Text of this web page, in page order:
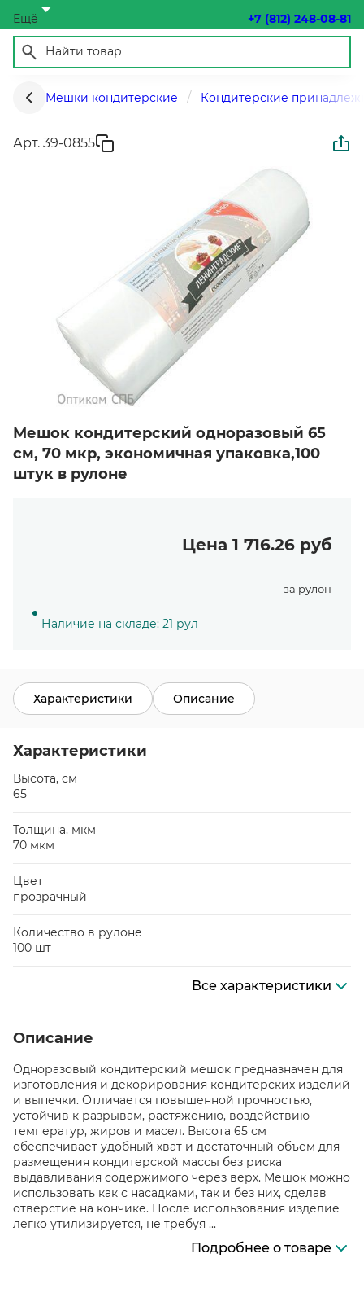
Ещё +7 (812) 248-08-81
Мешки кондитерские Кондитерские
Арт. 39-0855
Мешок кондитерский одноразовый 65
см, 70 мкр, экономичная упаковка,100
штук в рулоне
Цена 1 716.26 руб
за рулон
Наличие на складе: 21 рул
Характеристики Описание
Характеристики
Высота, см
65
Толщина, мкм
70 мкм
Цвет
прозрачный
Количество в рулоне
100 шт
Все характеристики
Описание
Одноразовый кондитерский мешок предназначен для
изготовления и декорирования кондитерских изделий
и выпечки. Отличается повышенной прочностью,
устойчив к разрывам, растяжению, воздействию
температур, жиров и масел. Высота 65 см
обеспечивает удобный хват и достаточный объём для
размещения кондитерской массы без риска
выдавливания содержимого через верх. Мешок можно
использовать как с насадками, так и без них, сделав
отверстие на кончике. После использования изделие
легко утилизируется, не требуя ...
Подробнее о товаре